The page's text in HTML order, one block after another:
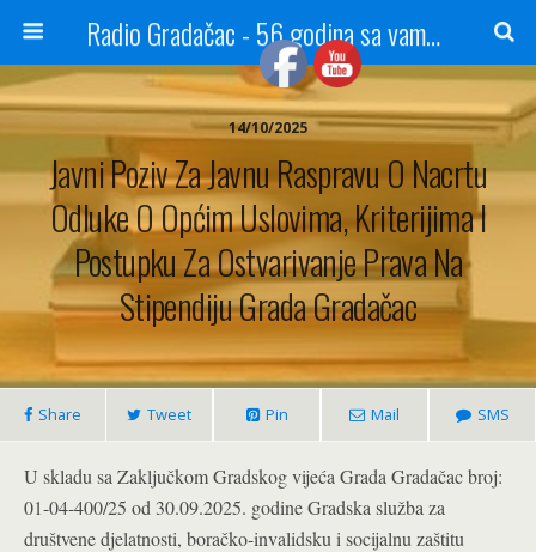
Radio Gradačac - 56 godina sa vama...
14/10/2025
Javni Poziv Za Javnu Raspravu O Nacrtu
Odluke O Općim Uslovima, Kriterijima I
Postupku Za Ostvarivanje Prava Na
Stipendiju Grada Gradačac
Share Tweet Pin Mail SMS
U skladu sa Zaključkom Gradskog vijeća Grada Gradačac broj:
01-04-400/25 od 30.09.2025. godine Gradska služba za
društvene djelatnosti, boračko-invalidsku i socijalnu zaštitu